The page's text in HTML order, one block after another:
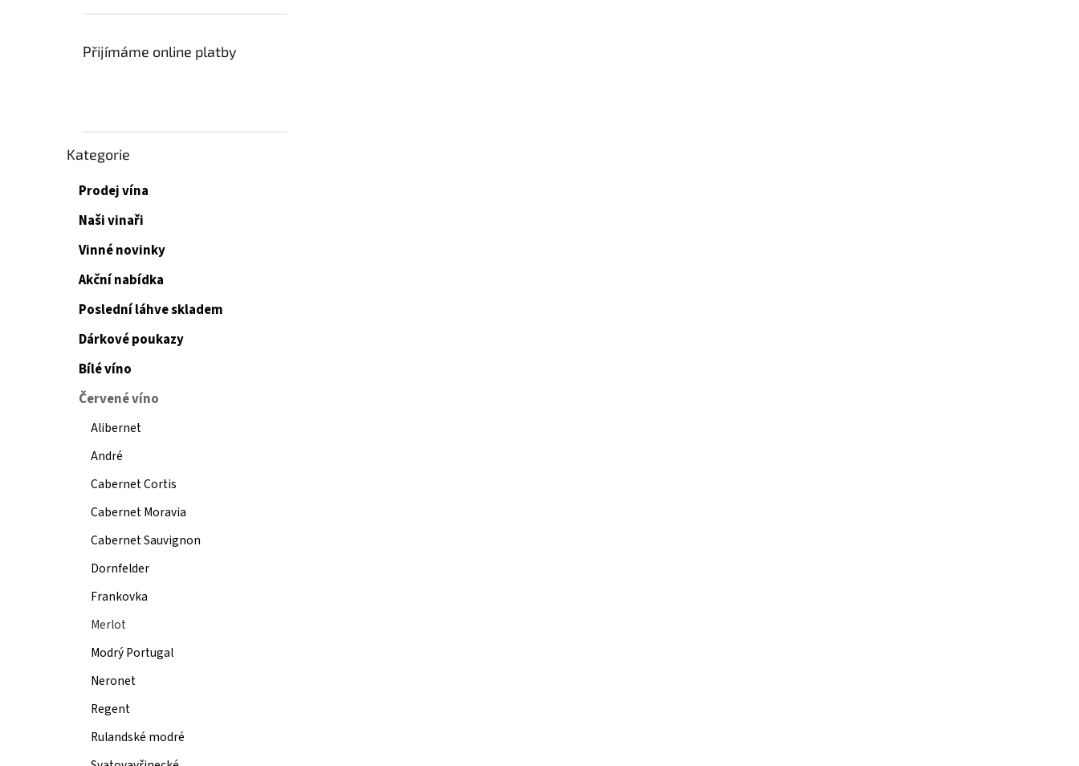
Přijímáme online platby
Přeskočit
Kategorie
Prodej vína
Naši vinaři
Vinné novinky
Akční nabídka
Poslední láhve skladem
Dárkové poukazy
Bílé víno
Červené víno
Alibernet
André
Cabernet Cortis
Cabernet Moravia
Cabernet Sauvignon
Dornfelder
Frankovka
Merlot
Modrý Portugal
Neronet
Regent
Rulandské modré